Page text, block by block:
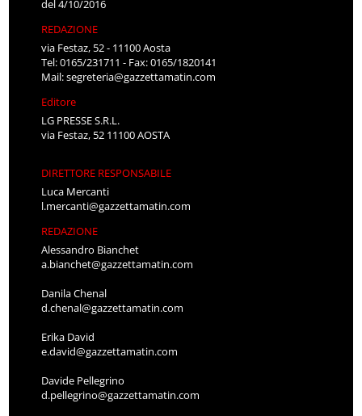
del 4/10/2016
REDAZIONE
via Festaz, 52 - 11100 Aosta
Tel: 0165/231711 - Fax: 0165/1820141
Mail:segreteria@gazzettamatin.com
Editore
LG PRESSE S.R.L.
via Festaz, 52 11100 AOSTA
DIRETTORE RESPONSABILE
Luca Mercanti
l.mercanti@gazzettamatin.com
REDAZIONE
Alessandro Bianchet
a.bianchet@gazzettamatin.com
Danila Chenal
d.chenal@gazzettamatin.com
Erika David
e.david@gazzettamatin.com
Davide Pellegrino
d.pellegrino@gazzettamatin.com